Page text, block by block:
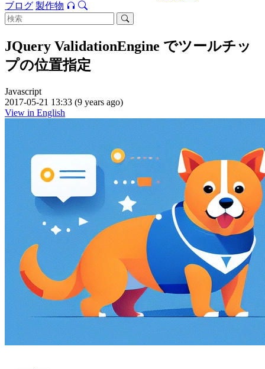
ブログ 製作物
JQuery ValidationEngine でツールチッ
プの位置指定
Javascript
2017-05-21 13:33 (9 years ago)
View in English